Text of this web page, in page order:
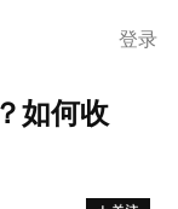
登录
如何收